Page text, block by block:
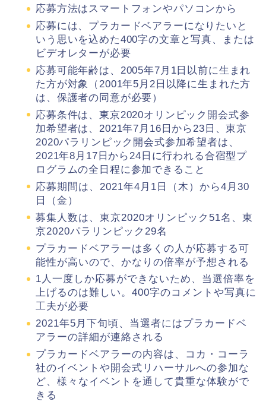
応募方法はスマートフォンやパソコンから
応募には、プラカードベアラーになりたいと
いう思いを込めた400字の文章と写真、または
ビデオレターが必要
応募可能年齢は、2005年7月1日以前に生まれ
た方が対象（2001年5月2日以降に生まれた方
は、保護者の同意が必要）
応募条件は、東京2020オリンピック開会式参
加希望者は、2021年7月16日から23日、東京
2020パラリンピック開会式参加希望者は、
2021年8月17日から24日に行われる合宿型プ
ログラムの全日程に参加できること
応募期間は、2021年4月1日（木）から4月30
日（金）
募集人数は、東京2020オリンピック51名、東
京2020パラリンピック29名
プラカードベアラーは多くの人が応募する可
能性が高いので、かなりの倍率が予想される
1人一度しか応募ができないため、当選倍率を
上げるのは難しい。400字のコメントや写真に
工夫が必要
2021年5月下旬頃、当選者にはプラカードベ
アラーの詳細が連絡される
プラカードベアラーの内容は、コカ・コーラ
社のイベントや開会式リハーサルへの参加な
ど、様々なイベントを通して貴重な体験がで
きる